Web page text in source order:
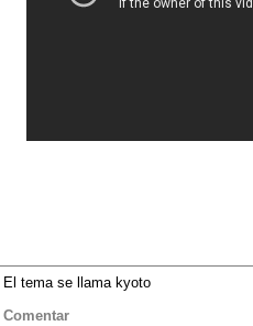
El tema se llama kyoto
Comentar